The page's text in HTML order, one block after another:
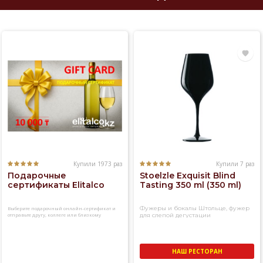
Купили 1973 раз
Подарочные
сертификаты Elitalco
Выберите подарочный онлайн-сертификат и
отправьте другу, коллеге или близкому
Купили 7 раз
Stoelzle Exquisit Blind
Tasting 350 ml (350 ml)
Фужеры и бокалы Штольце, фужер
для слепой дегустации
НАШ РЕСТОРАН